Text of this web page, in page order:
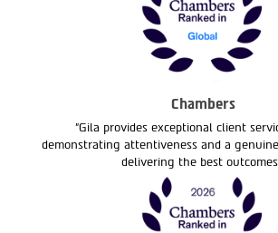
Chambers
"Gila provides exceptional client
demonstrating attentiveness and a
delivering the best